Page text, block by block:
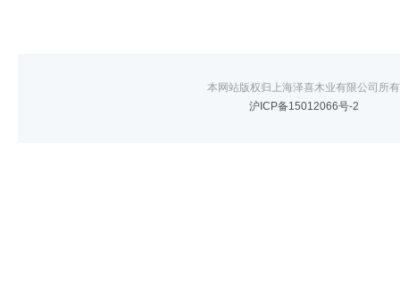
本网站版权归上海泽喜木业有限公司所有
沪ICP备15012066号-2